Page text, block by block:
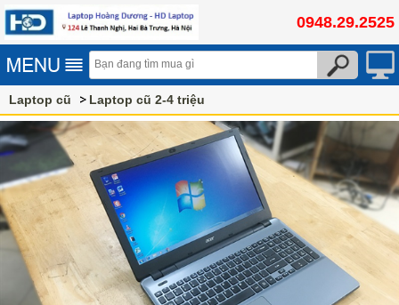
0948.29.2525
Laptop cũ Laptop cũ 2-4 triệu